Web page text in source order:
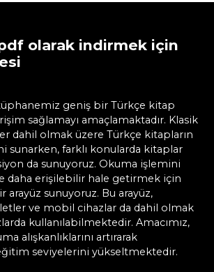
olarak indirmek için
geniş bir Türkçe kitap
sağlamayı amaçlamaktadır. Klasik
dahil olmak üzere Türkçe kitapların
sunarken, farklı konularda kitaplar
da sunuyoruz. Okuma işlemini
daha erişilebilir hale getirmek için
arayüz sunuyoruz. Bu arayüz,
ve mobil cihazlar da dahil olmak
kullanılabilmektedir. Amacımız,
alışkanlıklarını artırarak
seviyelerini yükseltmektedir.